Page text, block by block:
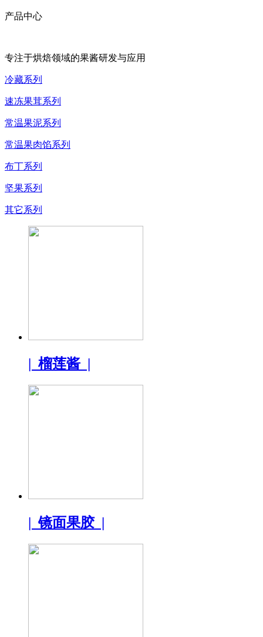
产品中心
专注于烘焙领域的果酱研发与应用
冷藏系列
速冻果茸系列
常温果泥系列
常温果肉馅系列
布丁系列
坚果系列
其它系列
| 榴莲酱 |
| 镜面果胶 |